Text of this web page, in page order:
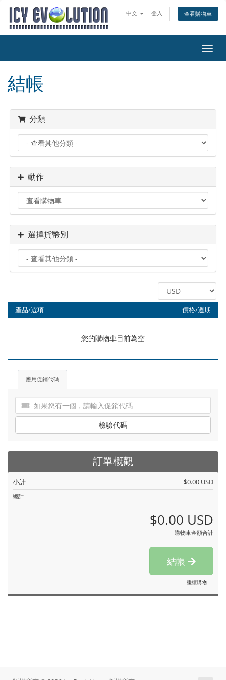
中文 登入 查看購物車
切
換
結帳
分類
動作
選擇貨幣別
產品/選項 價格/週期
您的購物車目前為空
應用促銷代碼
檢驗代碼
訂單概觀
小計 $0.00 USD
總計
$0.00 USD
購物車金額合計
結帳
繼續購物